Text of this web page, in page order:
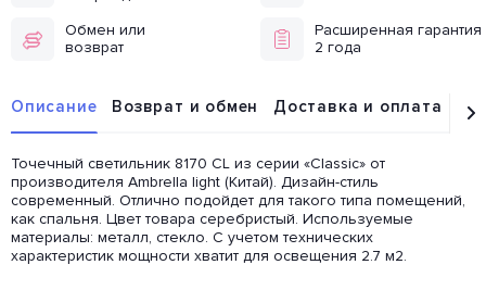
Обмен или
возврат
Расширенная гарантия
2 года
Описание Возврат и обмен Доставка и оплата
Точечный светильник 8170 CL из серии «Classic» от
производителя Ambrella light (Китай). Дизайн-стиль
современный. Отлично подойдет для такого типа помещений,
как спальня. Цвет товара серебристый. Используемые
материалы: металл, стекло. С учетом технических
характеристик мощности хватит для освещения 2.7 м2.